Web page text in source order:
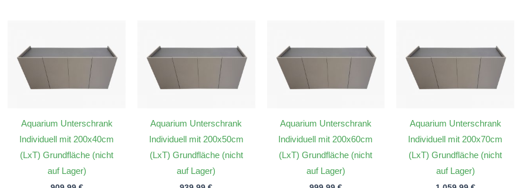
Aquarium Unterschrank
Individuell mit 200x40cm
(LxT) Grundfläche (nicht
auf Lager)
Aquarium Unterschrank
Individuell mit 200x50cm
(LxT) Grundfläche (nicht
auf Lager)
Aquarium Unterschrank
Individuell mit 200x60cm
(LxT) Grundfläche (nicht
auf Lager)
Aquarium Unterschrank
Individuell mit 200x70cm
(LxT) Grundfläche (nicht
auf Lager)